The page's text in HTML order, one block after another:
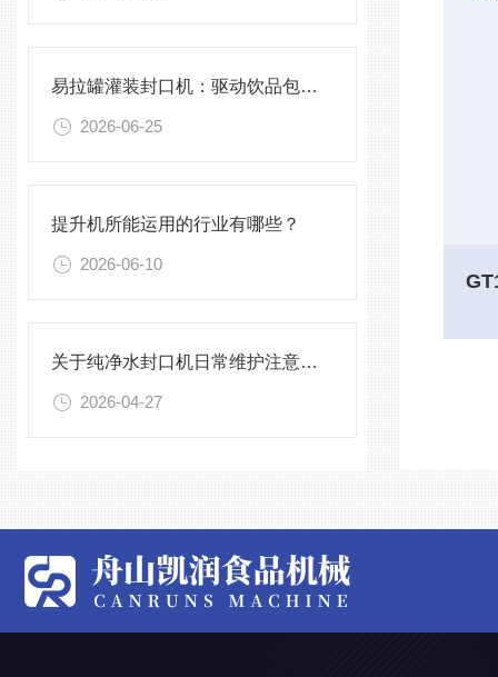
易拉罐灌装封口机：驱动饮品包装线效率的核心力量
2026-06-25
提升机所能运用的行业有哪些？
2026-06-10
关于纯净水封口机日常维护注意事项
2026-04-27